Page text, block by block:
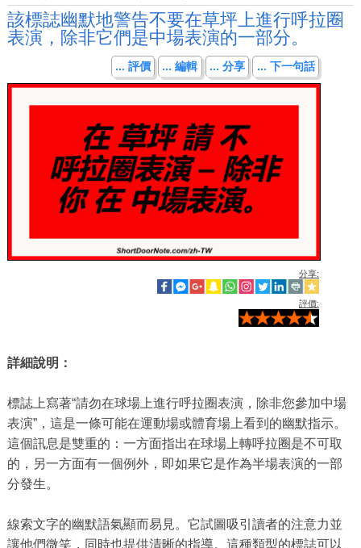
該標誌幽默地警告不要在草坪上進行呼拉圈
表演，除非它們是中場表演的一部分。
... 評價 ... 編輯 ... 分享 ... 下一句話
分享:
評價:
詳細說明：
標誌上寫著“請勿在球場上進行呼拉圈表演，除非您參加中場
表演”，這是一條可能在運動場或體育場上看到的幽默指示。
這個訊息是雙重的：一方面指出在球場上轉呼拉圈是不可取
的，另一方面有一個例外，即如果它是作為半場表演的一部
分發生。
線索文字的幽默語氣顯而易見。它試圖吸引讀者的注意力並
讓他們微笑，同時也提供清晰的指導。這種類型的標誌可以